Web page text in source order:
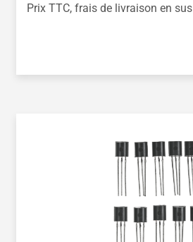
Prix TTC, frais de livraison en sus